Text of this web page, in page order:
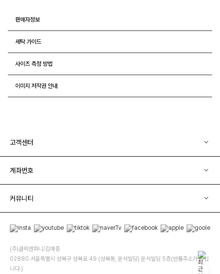
판매자정보
세탁 가이드
사이즈 측정 방법
이미지 저작권 안내
고객센터
계좌번호
커뮤니티
(주)클릭앤퍼니/김예중
02880 서울특별시 성북구 성북로 49 (성북동, 운석빌딩) 운석빌딩 5층(반품주소가 아닙
니다.)